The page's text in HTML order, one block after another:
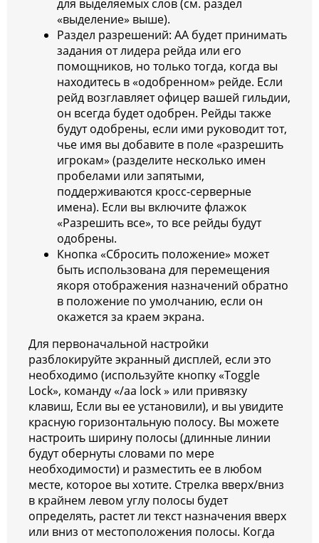
для выделяемых слов (см. раздел
«выделение» выше).
Раздел разрешений: AA будет принимать
задания от лидера рейда или его
помощников, но только тогда, когда вы
находитесь в «одобренном» рейде. Если
рейд возглавляет офицер вашей гильдии,
он всегда будет одобрен. Рейды также
будут одобрены, если ими руководит тот,
чье имя вы добавите в поле «разрешить
игрокам» (разделите несколько имен
пробелами или запятыми,
поддерживаются кросс-серверные
имена). Если вы включите флажок
«Разрешить все», то все рейды будут
одобрены.
Кнопка «Сбросить положение» может
быть использована для перемещения
якоря отображения назначений обратно
в положение по умолчанию, если он
окажется за краем экрана.
Для первоначальной настройки
разблокируйте экранный дисплей, если это
необходимо (используйте кнопку «Toggle
Lock», команду «/aa lock » или привязку
клавиш, Если вы ее установили), и вы увидите
красную горизонтальную полосу. Вы можете
настроить ширину полосы (длинные линии
будут обернуты словами по мере
необходимости) и разместить ее в любом
месте, которое вы хотите. Стрелка вверх/вниз
в крайнем левом углу полосы будет
определять, растет ли текст назначения вверх
или вниз от местоположения полосы. Когда